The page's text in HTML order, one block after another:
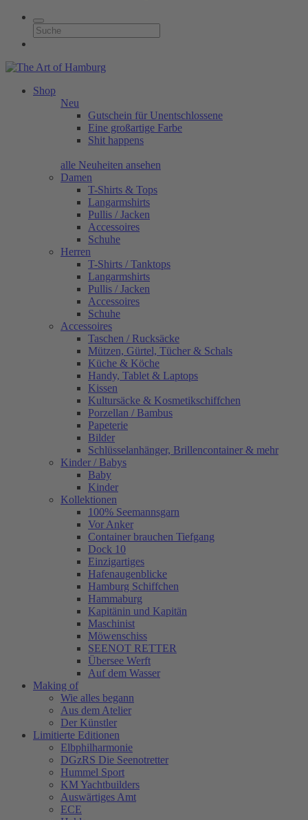
Shop
Neu
Gutschein für Unentschlossene
Eine großartige Farbe
Shit happens
alle Neuheiten ansehen
Damen
T-Shirts & Tops
Langarmshirts
Pullis / Jacken
Accessoires
Schuhe
Herren
T-Shirts / Tanktops
Langarmshirts
Pullis / Jacken
Accessoires
Schuhe
Accessoires
Taschen / Rucksäcke
Mützen, Gürtel, Tücher & Schals
Küche & Köche
Handy, Tablet & Laptops
Kissen
Kultursäcke & Kosmetikschiffchen
Porzellan / Bambus
Papeterie
Bilder
Schlüsselanhänger, Brillencontainer & mehr
Kinder / Babys
Baby
Kinder
Kollektionen
100% Seemannsgarn
Vor Anker
Container brauchen Tiefgang
Dock 10
Einzigartiges
Hafenaugen­blicke
Hamburg Schiffchen
Hammaburg
Kapitänin und Kapitän
Maschinist
Möwenschiss
SEENOT RETTER
Übersee Werft
Auf dem Wasser
Making of
Wie alles begann
Aus dem Atelier
Der Künstler
Limitierte Editionen
Elbphilharmonie
DGzRS Die Seenotretter
Hummel Sport
KM Yachtbuilders
Auswärtiges Amt
ECE